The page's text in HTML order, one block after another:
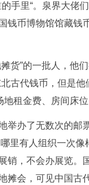
手里“。泉界大佬
钱币博物馆馆藏钱
货”的一批人，他
古代钱币，但是
租金费、房间床位
举办了无数次的邮
里有人组织一次
销，不会办展览。
摊会，可见中国古